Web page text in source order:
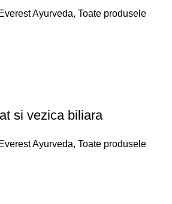
Everest Ayurveda, Toate produsele
si vezica biliara
Everest Ayurveda, Toate produsele